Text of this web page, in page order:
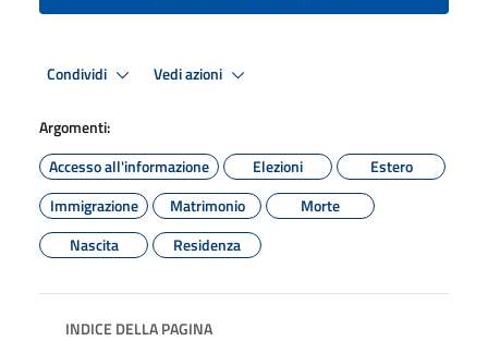
Condividi Vedi azioni
Argomenti:
Accesso all'informazione
Elezioni
Estero
Immigrazione
Matrimonio
Morte
Nascita
Residenza
INDICE DELLA PAGINA